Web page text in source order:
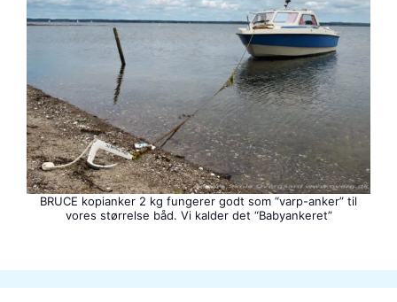
BRUCE kopianker 2 kg fungerer godt som “varp-anker” til
vores størrelse båd. Vi kalder det “Babyankeret”